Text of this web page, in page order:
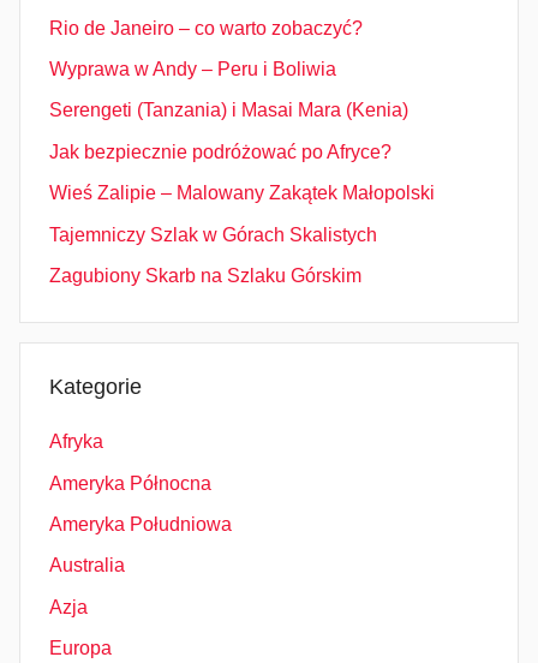
Rio de Janeiro – co warto zobaczyć?
Wyprawa w Andy – Peru i Boliwia
Serengeti (Tanzania) i Masai Mara (Kenia)
Jak bezpiecznie podróżować po Afryce?
Wieś Zalipie – Malowany Zakątek Małopolski
Tajemniczy Szlak w Górach Skalistych
Zagubiony Skarb na Szlaku Górskim
Kategorie
Afryka
Ameryka Północna
Ameryka Południowa
Australia
Azja
Europa